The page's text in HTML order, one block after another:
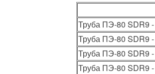
Труба ПЭ-80 SDR9
Труба ПЭ-80 SDR9
Труба ПЭ-80 SDR9
Труба ПЭ-80 SDR9